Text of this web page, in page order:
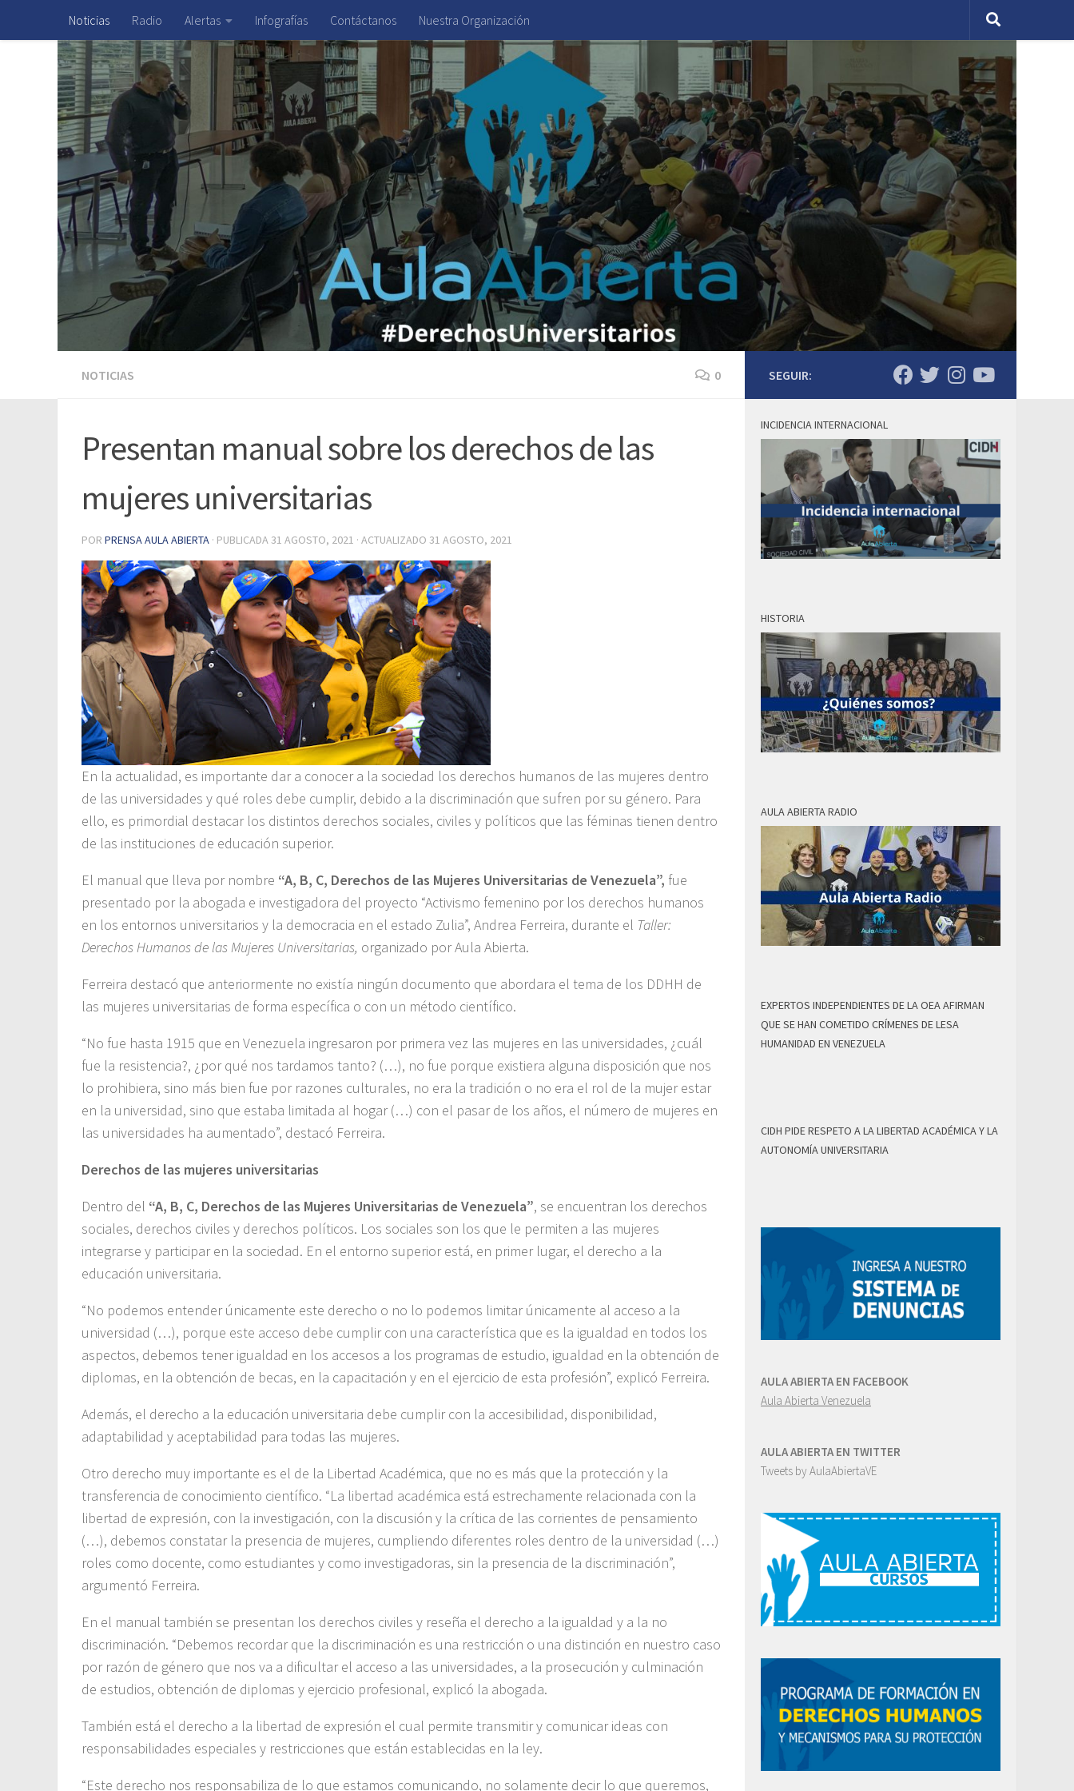
Saltar al contenido
Noticias Radio Alertas Infografías Contáctanos Nuestra Organización
NOTICIAS 0
Presentan manual sobre los derechos de las
mujeres universitarias
POR PRENSA AULA ABIERTA · PUBLICADA31 AGOSTO, 2021 · ACTUALIZADO 31 AGOSTO, 2021
En la actualidad, es importante dar a conocer a la sociedad los derechos humanos de las mujeres dentro
de las universidades y qué roles debe cumplir, debido a la discriminación que sufren por su género. Para
ello, es primordial destacar los distintos derechos sociales, civiles y políticos que las féminas tienen dentro
de las instituciones de educación superior.
El manual que lleva por nombre “A, B, C, Derechos de las Mujeres Universitarias de Venezuela”, fue
presentado por la abogada e investigadora del proyecto “Activismo femenino por los derechos humanos
en los entornos universitarios y la democracia en el estado Zulia”, Andrea Ferreira, durante el Taller:
Derechos Humanos de las Mujeres Universitarias, organizado por Aula Abierta.
Ferreira destacó que anteriormente no existía ningún documento que abordara el tema de los DDHH de
las mujeres universitarias de forma específica o con un método científico.
“No fue hasta 1915 que en Venezuela ingresaron por primera vez las mujeres en las universidades, ¿cuál
fue la resistencia?, ¿por qué nos tardamos tanto? (…), no fue porque existiera alguna disposición que nos
lo prohibiera, sino más bien fue por razones culturales, no era la tradición o no era el rol de la mujer estar
en la universidad, sino que estaba limitada al hogar (…) con el pasar de los años, el número de mujeres en
las universidades ha aumentado”, destacó Ferreira.
Derechos de las mujeres universitarias
Dentro del “A, B, C, Derechos de las Mujeres Universitarias de Venezuela”, se encuentran los derechos
sociales, derechos civiles y derechos políticos. Los sociales son los que le permiten a las mujeres
integrarse y participar en la sociedad. En el entorno superior está, en primer lugar, el derecho a la
educación universitaria.
“No podemos entender únicamente este derecho o no lo podemos limitar únicamente al acceso a la
universidad (…), porque este acceso debe cumplir con una característica que es la igualdad en todos los
aspectos, debemos tener igualdad en los accesos a los programas de estudio, igualdad en la obtención de
diplomas, en la obtención de becas, en la capacitación y en el ejercicio de esta profesión”, explicó Ferreira.
Además, el derecho a la educación universitaria debe cumplir con la accesibilidad, disponibilidad,
adaptabilidad y aceptabilidad para todas las mujeres.
Otro derecho muy importante es el de la Libertad Académica, que no es más que la protección y la
transferencia de conocimiento científico. “La libertad académica está estrechamente relacionada con la
libertad de expresión, con la investigación, con la discusión y la crítica de las corrientes de pensamiento
(…), debemos constatar la presencia de mujeres, cumpliendo diferentes roles dentro de la universidad (…)
roles como docente, como estudiantes y como investigadoras, sin la presencia de la discriminación”,
argumentó Ferreira.
En el manual también se presentan los derechos civiles y reseña el derecho a la igualdad y a la no
discriminación. “Debemos recordar que la discriminación es una restricción o una distinción en nuestro caso
por razón de género que nos va a dificultar el acceso a las universidades, a la prosecución y culminación
de estudios, obtención de diplomas y ejercicio profesional, explicó la abogada.
También está el derecho a la libertad de expresión el cual permite transmitir y comunicar ideas con
responsabilidades especiales y restricciones que están establecidas en la ley.
“Este derecho nos responsabiliza de lo que estamos comunicando, no solamente decir lo que queremos,
SEGUIR:
INCIDENCIA INTERNACIONAL
HISTORIA
AULA ABIERTA RADIO
EXPERTOS INDEPENDIENTES DE LA OEA AFIRMAN
QUE SE HAN COMETIDO CRÍMENES DE LESA
HUMANIDAD EN VENEZUELA
CIDH PIDE RESPETO A LA LIBERTAD ACADÉMICA Y LA
AUTONOMÍA UNIVERSITARIA
AULA ABIERTA EN FACEBOOK
Aula Abierta Venezuela
AULA ABIERTA EN TWITTER
Tweets by AulaAbiertaVE